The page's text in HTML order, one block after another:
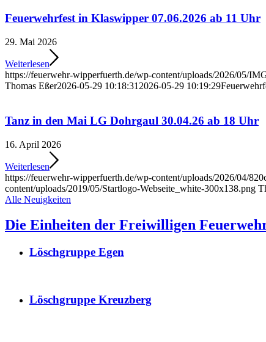
Feuerwehrfest in Klaswipper 07.06.2026 ab 11 Uhr
29. Mai 2026
Weiterlesen
https://feuerwehr-wipperfuerth.de/wp-content/uploads/2026/05/
Thomas Eßer2026-05-29 10:18:31 2026-05-29 10:19:29
Tanz in den Mai LG Dohrgaul 30.04.26 ab 18 Uhr
16. April 2026
Weiterlesen
https://feuerwehr-wipperfuerth.de/wp-content/uploads/2026/04/
content/uploads/2019/05/Startlogo-Webseite_white-300x138.png
Alle Neuigkeiten
Die Einheiten der Freiwilligen
Löschgruppe Egen
Löschgruppe Kreuzberg